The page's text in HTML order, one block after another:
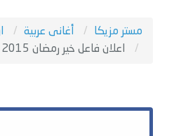
مستر مزيكا أغانى عربية
اعلان فاعل خير رمضان 2015